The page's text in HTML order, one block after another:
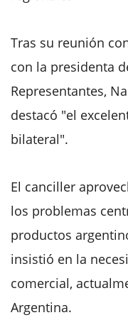
Tras su reunión
con la presidenta
Representantes,
destacó "el
bilateral".
El canciller
los problemas
productos
insistió en la
comercial,
Argentina.